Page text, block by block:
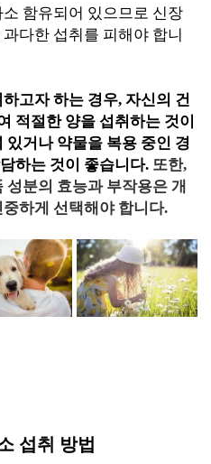
함유되어 있으므로 신장
다한 섭취를 피해야 합니
고자 하는 경우, 자신의 건
적절한 양을 섭취하는 것이
있거나 약물을 복용 중인 경
하는 것이 좋습니다. 또한,
분의 효능과 부작용은 개
하게 선택해야 합니다.
섭취 방법